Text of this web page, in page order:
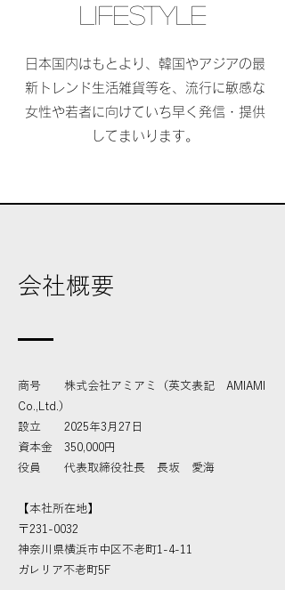
LIFESTYLE
​日本国内はもとより、韓国やアジアの最
新トレンド生活雑貨等を、流行に敏感な
女性や若者に向けていち早く発信・提供
してまいります。
会社概要
商号 株式会社アミアミ（英文表記 AMIAMI
Co.,Ltd.）
設立 2025年3月27日
資本金 350,000円
役員 代表取締役社長 長坂 愛海
【本社所在地】
〒231-0032
神奈川県横浜市中区不老町1-4-11
ガレリア不老町5F